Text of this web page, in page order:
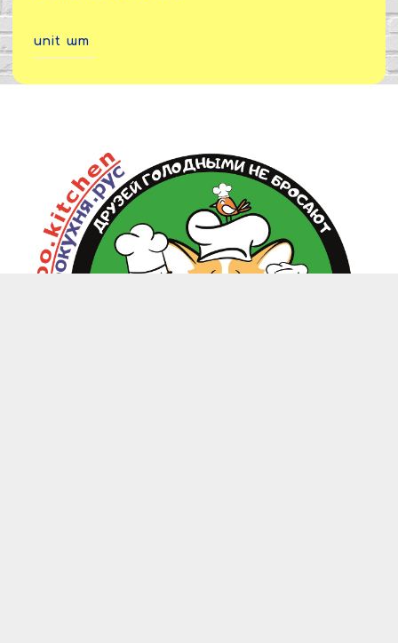
unit шт